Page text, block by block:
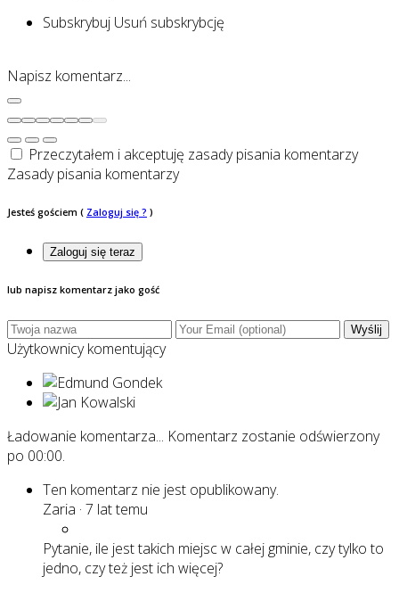
Subskrybuj Usuń subskrybcję
Napisz komentarz...
Przeczytałem i akceptuję zasady pisania komentarzy
Zasady pisania komentarzy
Jesteś gościem ( Zaloguj się ? )
Zaloguj się teraz
lub napisz komentarz jako gość
Wyślij
Użytkownicy komentujący
Ładowanie komentarza... Komentarz zostanie odświerzony
po 00:00.
Ten komentarz nie jest opublikowany.
Zaria · 7 lat temu
Pytanie, ile jest takich miejsc w całej gminie, czy tylko to
jedno, czy też jest ich więcej?